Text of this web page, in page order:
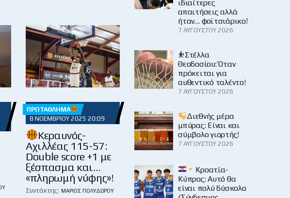
ΠΡΩΤΆΘΛΗΜΑ
8 ΝΟΕΜΒΡΊΟΥ 2025 20:09
Κεραυνός-
Αχιλλέας 115-57:
Double score +1 με
ξέσπασμα και…
«πληρωμή νύφης»!
Συντάκτης: ΜΆΡΙΟΣ ΠΟΛΥΔΏΡΟΥ
ιδιαίτερες
απαιτήσεις αλλά
ήταν… φοϊτσιάρικο!
7 ΑΥΓΟΎΣΤΟΥ 2026
⛹️Στέλλα
Θεοδοσίου: Όταν
πρόκειται για
αυθεντικό ταλέντο!
7 ΑΥΓΟΎΣΤΟΥ 2026
Διεθνής μέρα
μπύρας: Είναι και
σύμβολο γιορτής!
7 ΑΥΓΟΎΣΤΟΥ 2026
Κροατία-
Κύπρος: Αυτό θα
είναι πολύ δύσκολο